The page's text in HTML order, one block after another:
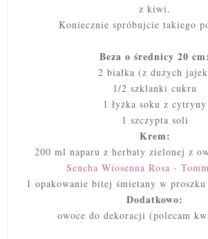
z kiwi.
Koniecznie spróbujcie takiego
Beza o średnicy 20 cm:
2 białka (z dużych
1/2 szklanki cukru
1 łyżka soku z cytryny
1 szczypta soli
Krem:
200 ml naparu z herbaty zielonej z
Sencha Wiosenna Rosa -
1 opakowanie bitej śmietany w
Dodatkowo:
owoce do dekoracji (polecam